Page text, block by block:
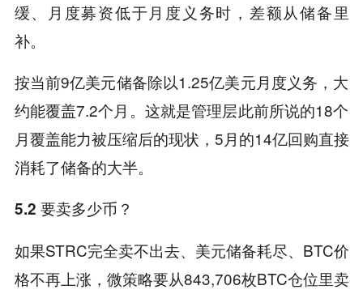
缓、月度募资低于月度义务时，差额从储备里
补。
按当前9亿美元储备除以1.25亿美元月度义务，大
约能覆盖7.2个月。这就是管理层此前所说的18个
月覆盖能力被压缩后的现状，5月的14亿回购直接
消耗了储备的大半。
5.2 要卖多少币？
如果STRC完全卖不出去、美元储备耗尽、BTC价
格不再上涨，微策略要从843,706枚BTC仓位里卖